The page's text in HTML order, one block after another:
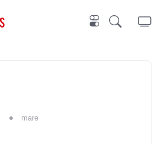
mare